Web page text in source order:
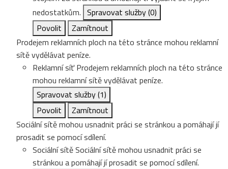
nedostatkům. Spravovat služby(0)
Povolit
Zamítnout
Prodejem reklamních ploch na této stránce mohou reklamní
sítě vydělávat peníze.
Reklamní síť Prodejem reklamních ploch na této stránce
mohou reklamní sítě vydělávat peníze.
Spravovat služby(1)
Povolit
Zamítnout
Sociální sítě mohou usnadnit práci se stránkou a pomáhají jí
prosadit se pomocí sdílení.
Sociální sítěSociální sítě mohou usnadnit práci se
stránkou a pomáhají jí prosadit se pomocí sdílení.